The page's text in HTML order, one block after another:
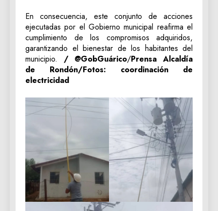
En consecuencia, este conjunto de acciones
ejecutadas por el Gobierno municipal reafirma el
cumplimiento de los compromisos adquiridos,
garantizando el bienestar de los habitantes del
municipio. / @GobGuárico/Prensa Alcaldía
de Rondón/Fotos: coordinación de
electricidad